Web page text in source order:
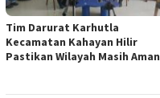
Tim Darurat Karhutla
Kecamatan Kahayan Hilir
Pastikan Wilayah Masih Aman